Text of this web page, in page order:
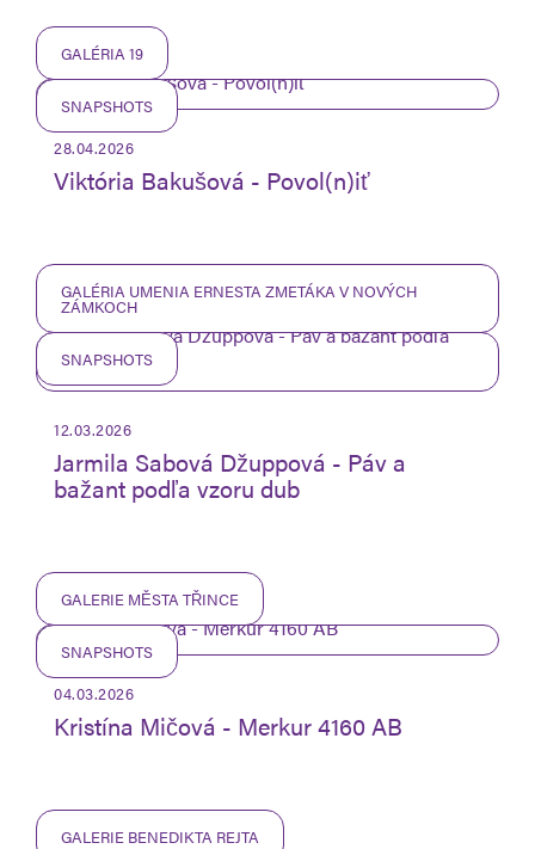
GALÉRIA 19
SNAPSHOTS
28.04.2026
Viktória Bakušová - Povol(n)iť
GALÉRIA UMENIA ERNESTA ZMETÁKA V NOVÝCH
ZÁMKOCH
SNAPSHOTS
12.03.2026
Jarmila Sabová Džuppová - Páv a
bažant podľa vzoru dub
GALERIE MĚSTA TŘINCE
SNAPSHOTS
04.03.2026
Kristína Mičová - Merkur 4160 AB
GALERIE BENEDIKTA REJTA